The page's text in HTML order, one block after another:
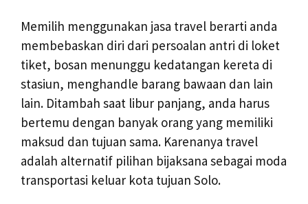
Memilih menggunakan jasa travel berarti anda
membebaskan diri dari persoalan antri di loket
tiket, bosan menunggu kedatangan kereta di
stasiun, menghandle barang bawaan dan lain
lain. Ditambah saat libur panjang, anda harus
bertemu dengan banyak orang yang memiliki
maksud dan tujuan sama. Karenanya travel
adalah alternatif pilihan bijaksana sebagai moda
transportasi keluar kota tujuan Solo.